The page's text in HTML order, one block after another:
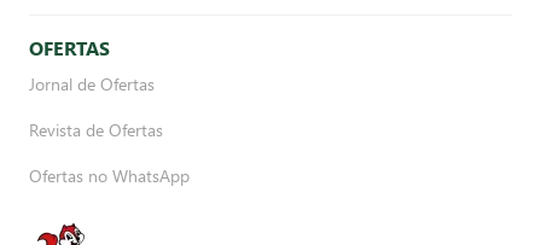
OFERTAS
Jornal de Ofertas
Revista de Ofertas
Ofertas no WhatsApp